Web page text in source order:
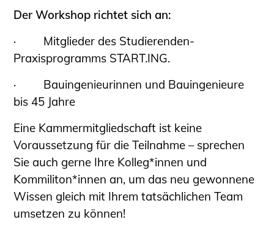
Geschützter Bereich
Informationen für Auftraggeber und
Verbraucher
Ingenieursuche (Mitglieder der IK-Bau
NRW)
Bauherren-ABC
Informationen für Schülerinnen,
Schüler und Studierende
Projekte für Schülerinnen und Schüler
START.ING. Das Studierenden Praxis-
Der Workshop richtet sich an:
· Mitglieder des Studierenden-
Praxisprogramms START.ING.
· Bauingenieurinnen und Bauingenieure
bis 45 Jahre
Eine Kammermitgliedschaft ist keine
Voraussetzung für die Teilnahme – sprechen
Sie auch gerne Ihre Kolleg*innen und
Kommiliton*innen an, um das neu gewonnene
Wissen gleich mit Ihrem tatsächlichen Team
umsetzen zu können!